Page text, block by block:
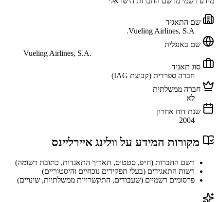
שם התאגיד
Vueling Airlines, S.A.
שם באנגלית
Vueling Airlines, S.A.
סוג תאגיד
חברה ספרדית (קבוצת IAG)
חברה ממשלתית
לא
שנת דוח אחרון
2004
מקורות המידע על וולינג איירליינס
רשם החברות (ח״פ, סטטוס, תאריך התאגדות, כתובת רשומה)
רשות התאגידים (בעלי תפקידים נוכחיים והיסטוריים)
פרסומים רשמיים (שעבודים, התקשרויות ממשלתיות, שינויים)